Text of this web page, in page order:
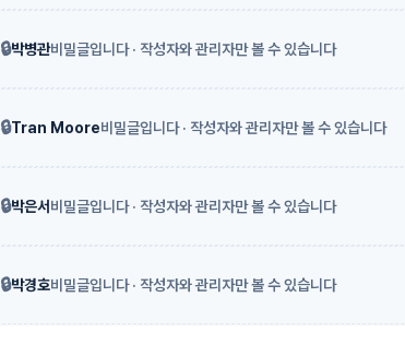
🔒박병관비밀글입니다 · 작성자와 관리자만 볼 수 있습니다
🔒Tran Moore비밀글입니다 · 작성자와 관리자만 볼 수 있습니다
🔒박은서비밀글입니다 · 작성자와 관리자만 볼 수 있습니다
🔒박경호비밀글입니다 · 작성자와 관리자만 볼 수 있습니다